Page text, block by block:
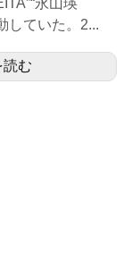
永山瑛
していた。2...
読む